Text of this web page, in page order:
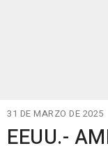
31 DE MARZO DE 2025
EEUU.-